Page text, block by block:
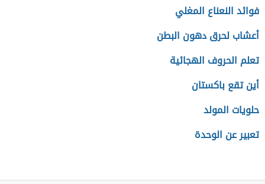
فوائد النعناع المغلي
أعشاب لحرق دهون البطن
تعلم الحروف الهجائية
أين تقع باكستان
حلويات المولد
تعبير عن الوحدة